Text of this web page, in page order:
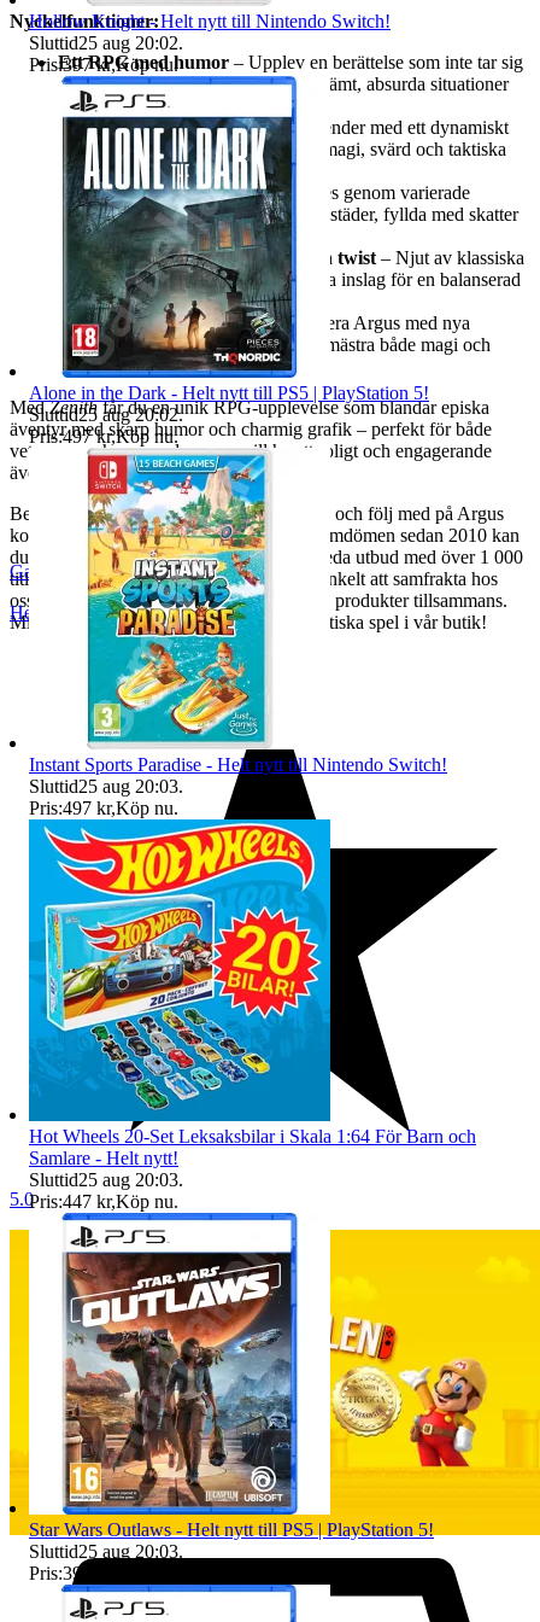
Nyckelfunktioner:
Ett RPG med humor – Upplev en berättelse som inte tar sig
själv på för stort allvar, fylld med skämt, absurda situationer
och självironi.
Actionfyllda strider– Ta dig an fiender med ett dynamiskt
realtidssystem där du kan använda magi, svärd och taktiska
rörelser för att överleva.
Utforska en rik fantasyvärld– Res genom varierade
miljöer, från gamla ruiner till livliga städer, fyllda med skatter
och faror.
Nostalgisk känsla med en modern twist – Njut av klassiska
RPG-mekanik blandat med moderna inslag för en balanserad
och engagerande spelupplevelse.
Utveckla din karaktär– Uppgradera Argus med nya
färdigheter och utrustning för att bemästra både magi och
stridskonst.
MedZenithfår du en unik RPG-upplevelse som blandar episka
äventyr med skarp humor och charmig grafik – perfekt för både
veteraner och nya spelare som vill ha ett roligt och engagerande
äventyr.
Beställ ditt exemplar idag hos Gamehallen och följ med på Argus
komiska resa! Med över 12 000 positiva omdömen sedan 2010 kan
du handla tryggt hos oss. Utforska vårt breda utbud med över 1 000
titlar som uppdateras varje vecka. Det är enkelt att samfrakta hos
oss, vilket gör det förmånligt att köpa flera produkter tillsammans.
Missa inte chansen att upptäcka fler fantastiska spel i vår butik!
Gamehallen
Helsingborg,Sverige
5.0
Hollow Knight - Helt nytt till Nintendo Switch!
Sluttid25 aug 20:02.
Pris:397 kr,Köp nu.
Alone in the Dark - Helt nytt till PS5 | PlayStation 5!
Sluttid25 aug 20:02.
Pris:497 kr,Köp nu.
Instant Sports Paradise - Helt nytt till Nintendo Switch!
Sluttid25 aug 20:03.
Pris:497 kr,Köp nu.
Hot Wheels 20-Set Leksaksbilar i Skala 1:64 För Barn och
Samlare - Helt nytt!
Sluttid25 aug 20:03.
Pris:447 kr,Köp nu.
Star Wars Outlaws - Helt nytt till PS5 | PlayStation 5!
Sluttid25 aug 20:03.
Pris:397 kr